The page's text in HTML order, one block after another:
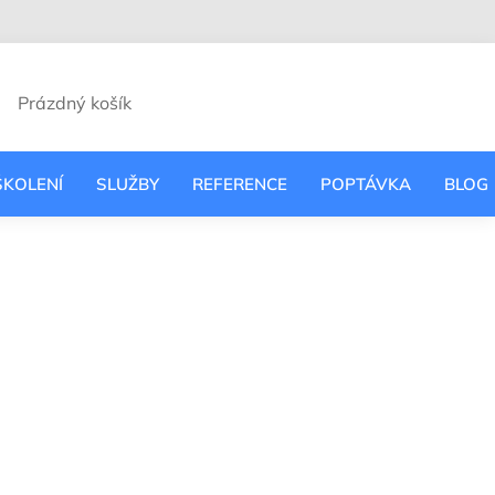
Prázdný košík
SLUŽBY REFERENCE POPTÁVKA BLOG